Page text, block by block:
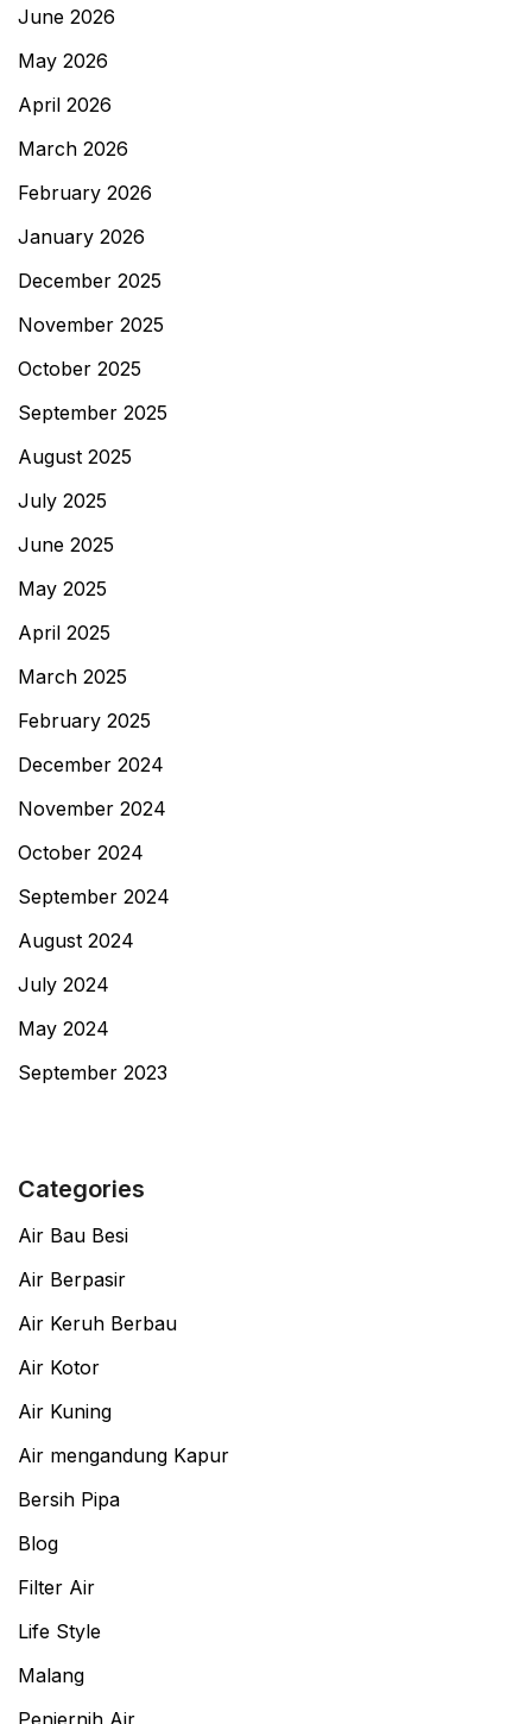
June 2026
May 2026
April 2026
March 2026
February 2026
January 2026
December 2025
November 2025
October 2025
September 2025
August 2025
July 2025
June 2025
May 2025
April 2025
March 2025
February 2025
December 2024
November 2024
October 2024
September 2024
August 2024
July 2024
May 2024
September 2023
Categories
Air Bau Besi
Air Berpasir
Air Keruh Berbau
Air Kotor
Air Kuning
Air mengandung Kapur
Bersih Pipa
Blog
Filter Air
Life Style
Malang